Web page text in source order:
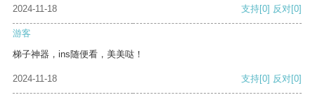
2024-11-18
支持[0] 反对[0]
游客
梯子神器，ins随便看，美美哒！
2024-11-18 支持[0] 反对[0]